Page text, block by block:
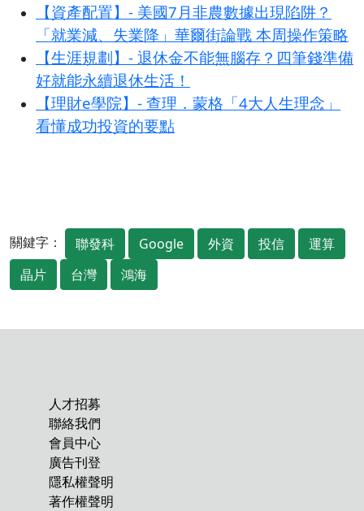
【資產配置】- 美國7月非農數據出現陷阱？
「就業減、失業降」華爾街論戰 本周操作策略
【生涯規劃】- 退休金不能無腦存？四筆錢準備
好就能永續退休生活！
【理財e學院】- 查理．蒙格「4大人生理念」
看懂成功投資的要點
關鍵字： 聯發科 Google 外資 投信
運算
晶片
台灣 鴻海
人才招募
聯絡我們
會員中心
廣告刊登
隱私權聲明
著作權聲明